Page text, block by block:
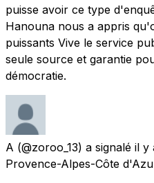
puisse avoir ce type
Hanouna nous a appris
puissants Vive le service
seule source et garantie
démocratie.
A (@zoroo_13) a signalé il y
Provence-Alpes-Côte